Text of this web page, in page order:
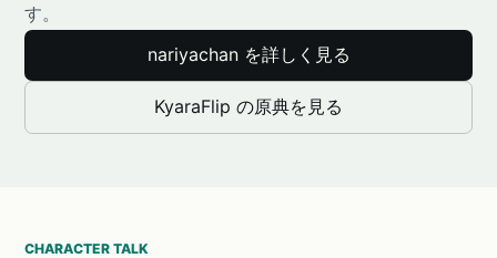
す。
nariyachan を詳しく見る
KyaraFlip の原典を見る
CHARACTER TALK